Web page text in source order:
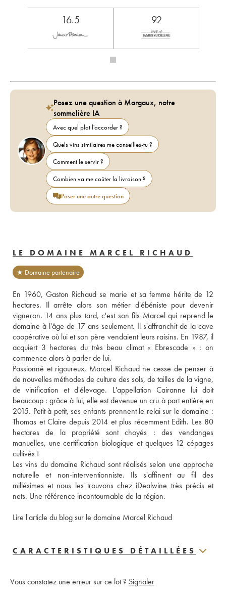
16.5 92
Posez une question à Margaux, notre
sommelière IA
Avec quel plat l'accorder ?
Quels vins similaires me conseilles-tu ?
Comment le servir ?
Combien va me coûter la livraison ?
Poser une autre question
LE DOMAINE MARCEL RICHAUD
★ Domaine partenaire
En 1960, Gaston Richaud se marie et sa femme hérite de 12
hectares. Il arrête alors son métier d'ébéniste pour devenir
vigneron. 14 ans plus tard, c'est son fils Marcel qui reprend le
domaine à l'âge de 17 ans seulement. Il s'affranchit de la cave
coopérative où lui et son père vendaient leurs raisins. En 1987, il
acquiert 3 hectares du très beau climat « Ebrescade » : on
commence alors à parler de lui.
Passionné et rigoureux, Marcel Richaud ne cesse de penser à
de nouvelles méthodes de culture des sols, de tailles de la vigne,
de vinification et d'élevage. L'appellation Cairanne lui doit
beaucoup : grâce à lui, elle est devenue un cru à part entière en
2015. Petit à petit, ses enfants prennent le relai sur le domaine :
Thomas et Claire depuis 2014 et plus récemment Edith. Les 80
hectares de la propriété sont choyés : des vendanges
manuelles, une certification biologique et quelques 12 cépages
cultivés !
Les vins du domaine Richaud sont réalisés selon une approche
naturelle et non-interventionniste. Ils s'affinent au fil des
millésimes et nous les trouvons chez iDealwine très précis et
nets. Une référence incontournable de la région.
Lire l'article du blog sur le domaine Marcel Richaud
CARACTERISTIQUES DÉTAILLÉES
Vous constatez une erreur sur ce lot ? Signaler